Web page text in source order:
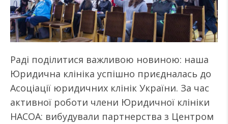
Раді поділитися важливою новиною: наша
Юридична клініка успішно приєдналась до
Асоціації юридичних клінік України. За час
активної роботи члени Юридичної клініки
НАСОА: вибудували партнерства з Центром